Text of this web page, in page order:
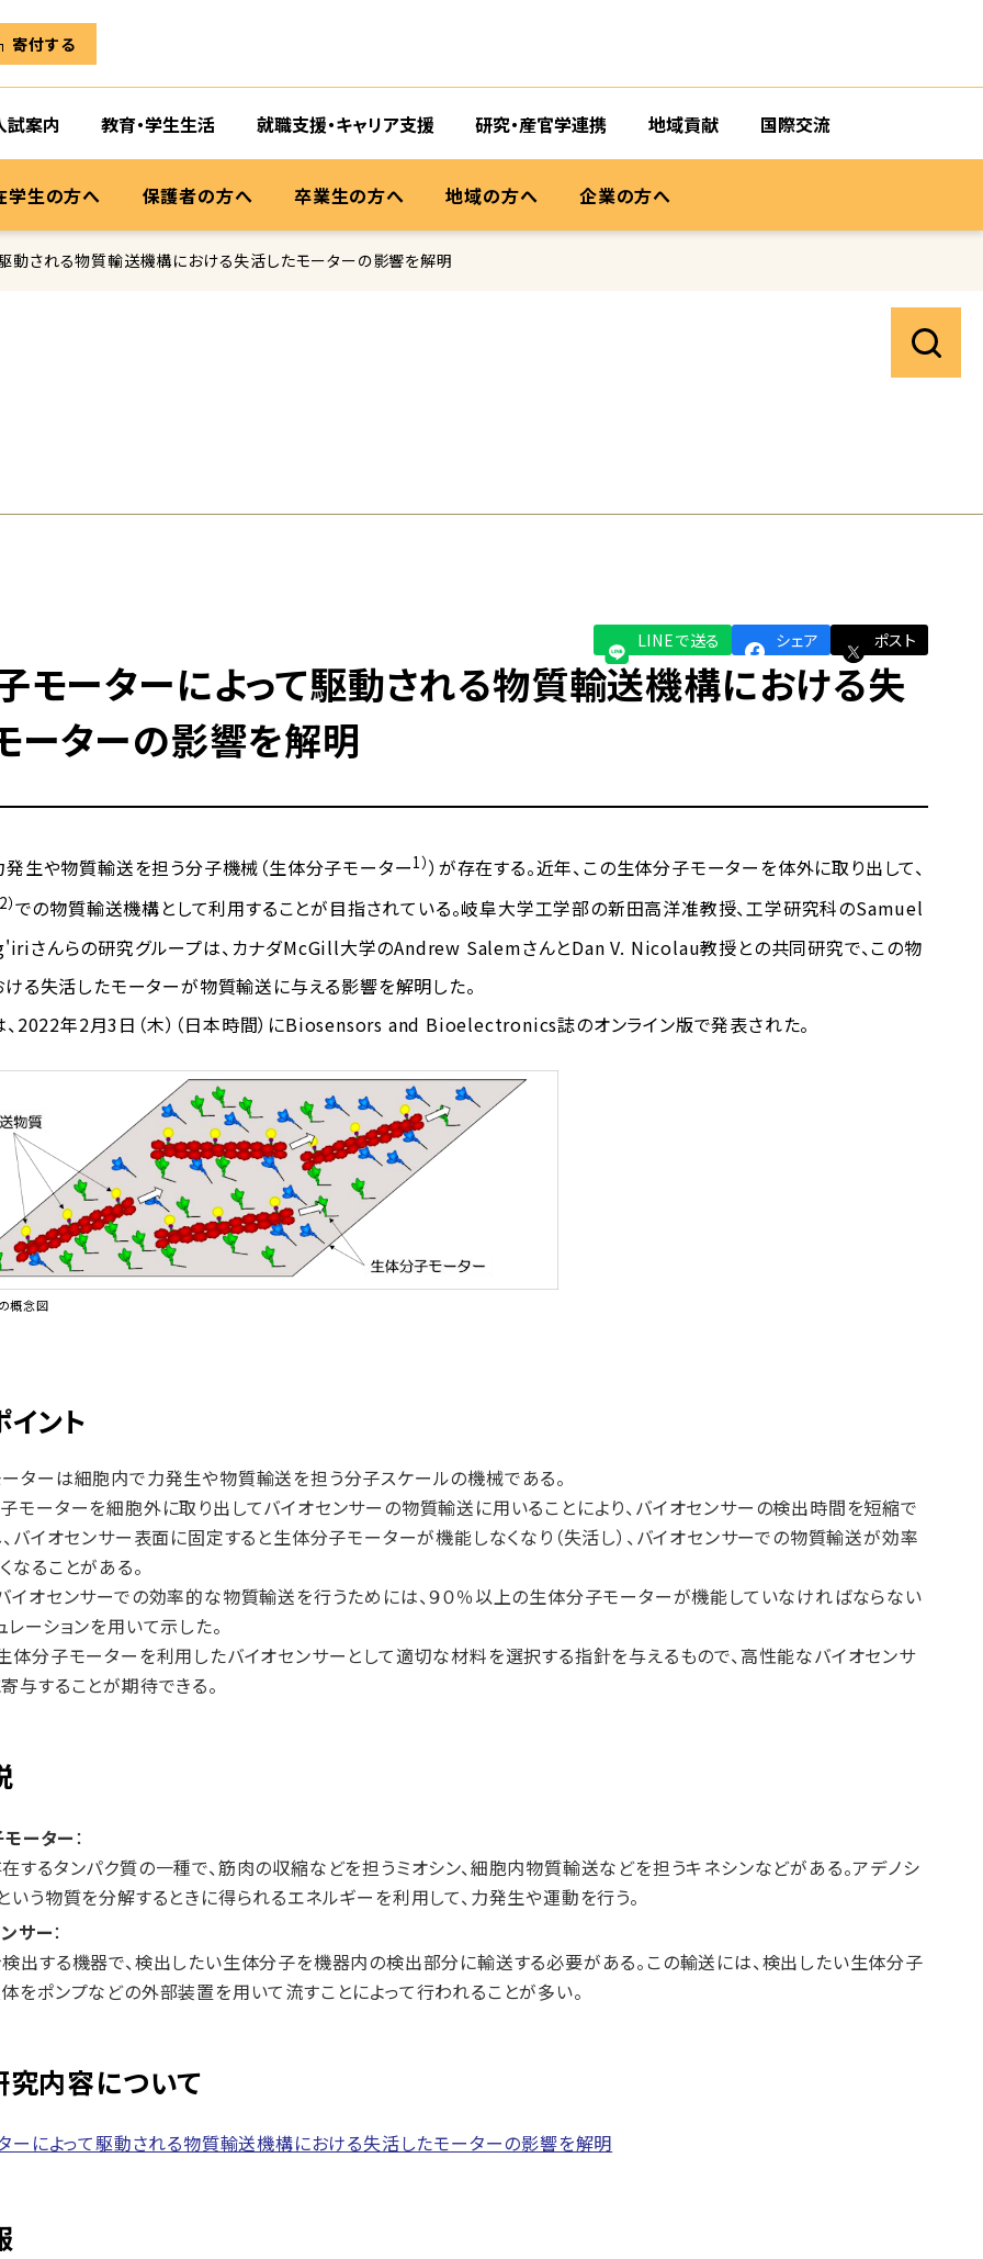
試案内 教育・学生生活 就職支援・キャリア支援 研究・産官学連携 地域貢献 国際交流
学生の方へ 保護者の方へ 卒業生の方へ 地域の方へ 企業の方へ
寄付する
動される物質輸送機構における失活したモーターの影響を解明
モーターによって駆動される物質輸送機構における失
ーターの影響を解明
LINEで送る シェア ポスト
や物質輸送を担う分子機械（生体分子モーター1））が存在する。近年、この生体分子モーターを体外に取り出して、
）での物質輸送機構として利用することが目指されている。岐阜大学工学部の新田高洋准教授、工学研究科のSamuel
さんらの研究グループは、カナダMcGill大学のAndrew SalemさんとDan V. Nicolau教授との共同研究で、この物
る失活したモーターが物質輸送に与える影響を解明した。
年2月3日（木）（日本時間）にBiosensors and Bioelectronics誌のオンライン版で発表された。
概念図
ント
ターは細胞内で力発生や物質輸送を担う分子スケールの機械である。
モーターを細胞外に取り出してバイオセンサーの物質輸送に用いることにより、バイオセンサーの検出時間を短縮で
、バイオセンサー表面に固定すると生体分子モーターが機能しなくなり（失活し）、バイオセンサーでの物質輸送が効率
なることがある。
イオセンサーでの効率的な物質輸送を行うためには、９０％以上の生体分子モーターが機能していなければならない
レーションを用いて示した。
体分子モーターを利用したバイオセンサーとして適切な材料を選択する指針を与えるもので、高性能なバイオセンサ
与することが期待できる。
ーター：
するタンパク質の一種で、筋肉の収縮などを担うミオシン、細胞内物質輸送などを担うキネシンなどがある。アデノシ
いう物質を分解するときに得られるエネルギーを利用して、力発生や運動を行う。
サー：
出する機器で、検出したい生体分子を機器内の検出部分に輸送する必要がある。この輸送には、検出したい生体分子
をポンプなどの外部装置を用いて流すことによって行われることが多い。
究内容について
ーによって駆動される物質輸送機構における失活したモーターの影響を解明